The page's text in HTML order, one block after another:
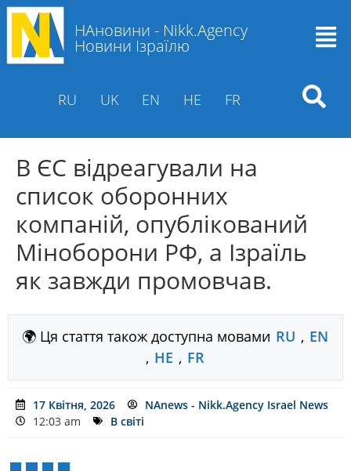
НАновини - Nikk.Agency
Новини Ізраїлю
RU UK EN HE FR
В ЄС відреагували на
список оборонних
компаній, опублікований
Міноборони РФ, а Ізраїль
як завжди промовчав.
🌍 Ця стаття також доступна мовами RU , EN
, HE , FR
17 Квітня, 2026
NAnews - Nikk.Agency Israel News
12:03 am
В світі